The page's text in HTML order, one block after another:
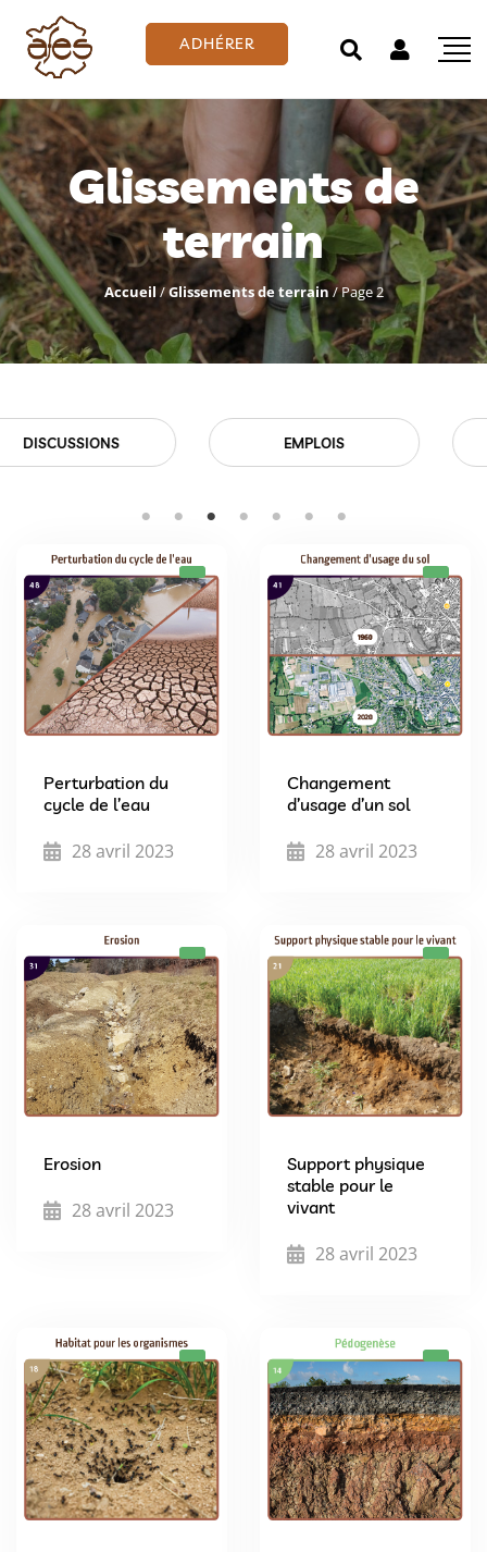
ADHÉRER
Glissements de
terrain
Accueil/Glissements de terrain/Page 2
EMPLOIS EVÉNEMENTS
Perturbation du
cycle de l’eau
28 avril 2023
Changement
d’usage d’un sol
28 avril 2023
Erosion
28 avril 2023
Support physique
stable pour le
vivant
28 avril 2023